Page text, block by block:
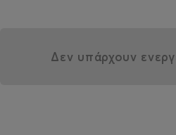
Δεν υπάρχουν